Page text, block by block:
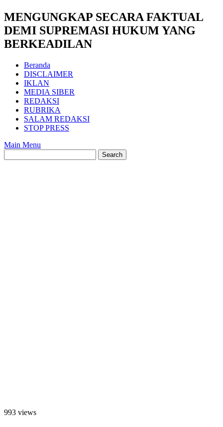
MENGUNGKAP SECARA FAKTUAL
DEMI SUPREMASI HUKUM YANG
BERKEADILAN
Beranda
DISCLAIMER
IKLAN
MEDIA SIBER
REDAKSI
RUBRIKA
SALAM REDAKSI
STOP PRESS
Main Menu
993 views